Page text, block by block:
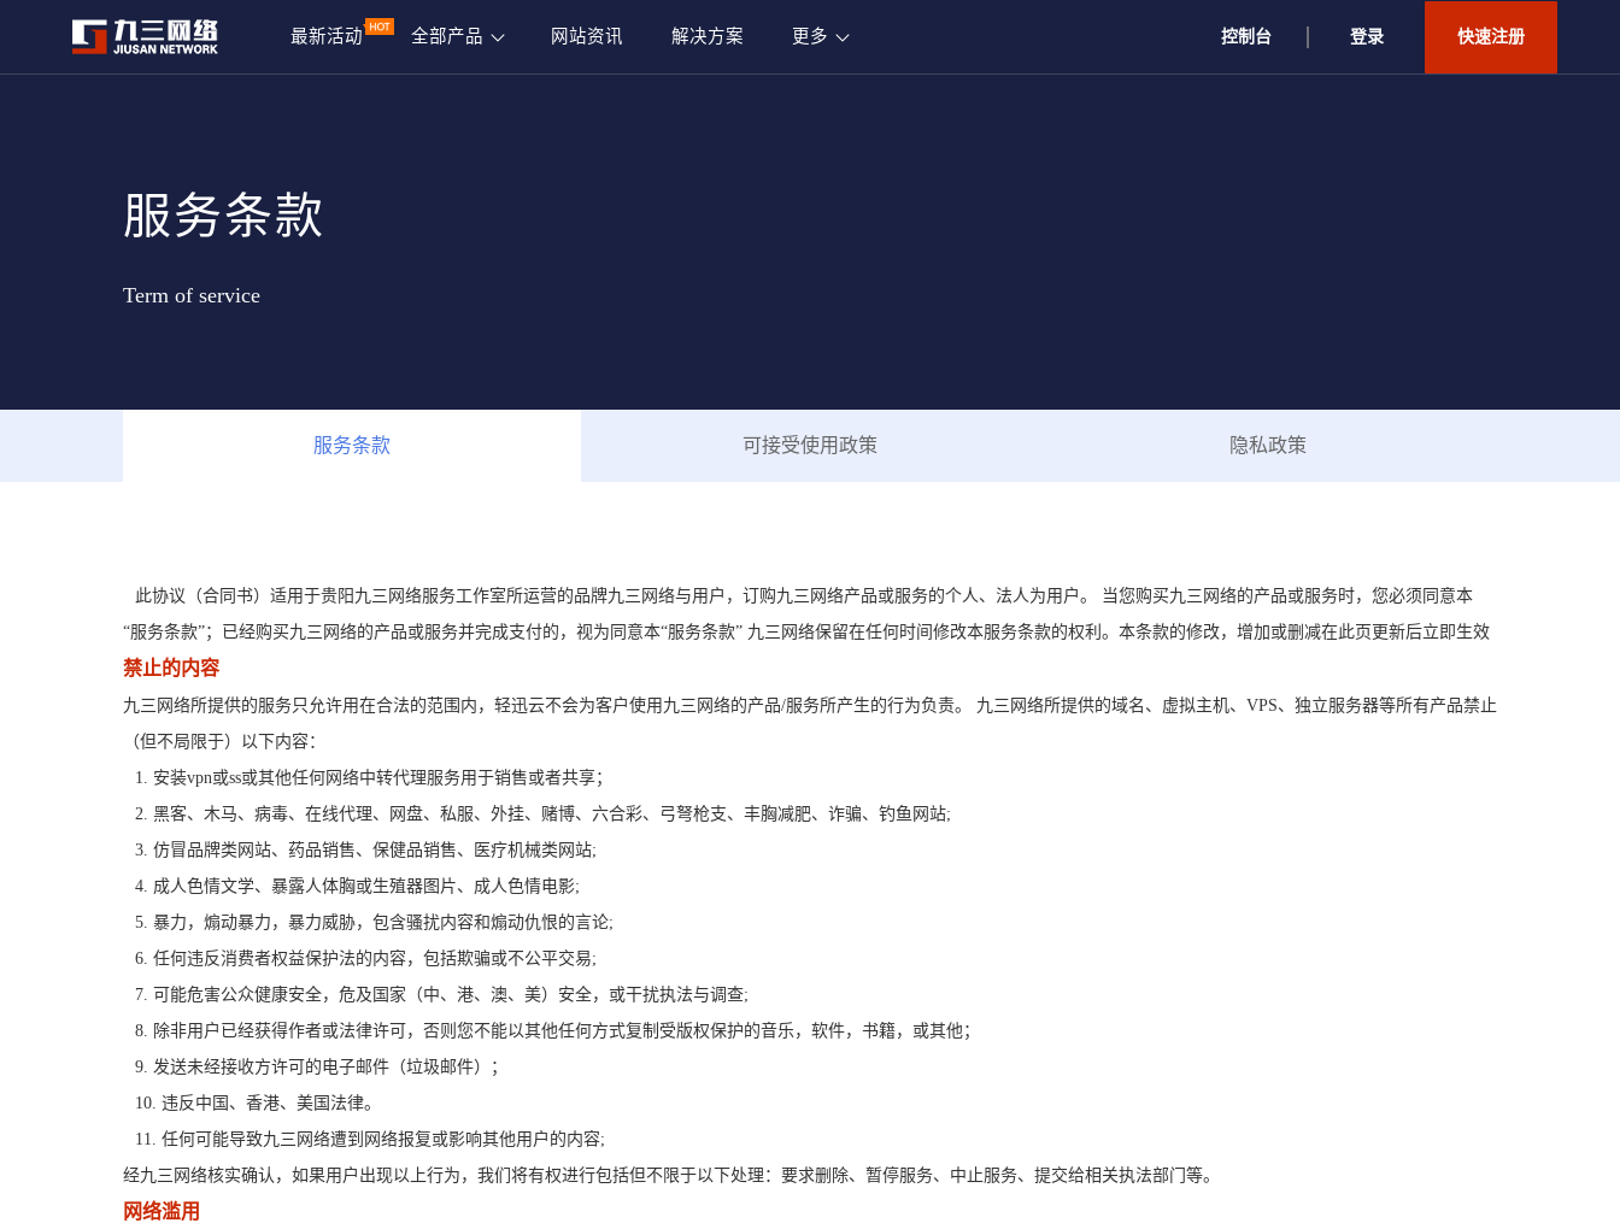
最新活动 全部产品 网站资讯 解决方案 更多 控制台 登录 快速注册
服务条款
Term of service
服务条款 可接受使用政策 隐私政策
此协议（合同书）适用于贵阳九三网络服务工作室所运营的品牌九三网络与用户，订购九三网络产品或服务的个人、法人为用户。 当您购买九三网络的产品或服务时，您必须同意本
“服务条款”；已经购买九三网络的产品或服务并完成支付的，视为同意本“服务条款” 九三网络保留在任何时间修改本服务条款的权利。本条款的修改，增加或删减在此页更新后立即生效
禁止的内容
九三网络所提供的服务只允许用在合法的范围内，轻迅云不会为客户使用九三网络的产品/服务所产生的行为负责。 九三网络所提供的域名、虚拟主机、VPS、独立服务器等所有产品禁止
（但不局限于）以下内容：
1. 安装vpn或ss或其他任何网络中转代理服务用于销售或者共享；
2. 黑客、木马、病毒、在线代理、网盘、私服、外挂、赌博、六合彩、弓弩枪支、丰胸减肥、诈骗、钓鱼网站;
3. 仿冒品牌类网站、药品销售、保健品销售、医疗机械类网站;
4. 成人色情文学、暴露人体胸或生殖器图片、成人色情电影;
5. 暴力，煽动暴力，暴力威胁，包含骚扰内容和煽动仇恨的言论;
6. 任何违反消费者权益保护法的内容，包括欺骗或不公平交易;
7. 可能危害公众健康安全，危及国家（中、港、澳、美）安全，或干扰执法与调查;
8. 除非用户已经获得作者或法律许可，否则您不能以其他任何方式复制受版权保护的音乐，软件，书籍，或其他；
9. 发送未经接收方许可的电子邮件（垃圾邮件）；
10. 违反中国、香港、美国法律。
11. 任何可能导致九三网络遭到网络报复或影响其他用户的内容;
经九三网络核实确认，如果用户出现以上行为，我们将有权进行包括但不限于以下处理：要求删除、暂停服务、中止服务、提交给相关执法部门等。
网络滥用